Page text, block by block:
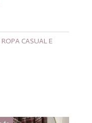
ROPA CASUAL E